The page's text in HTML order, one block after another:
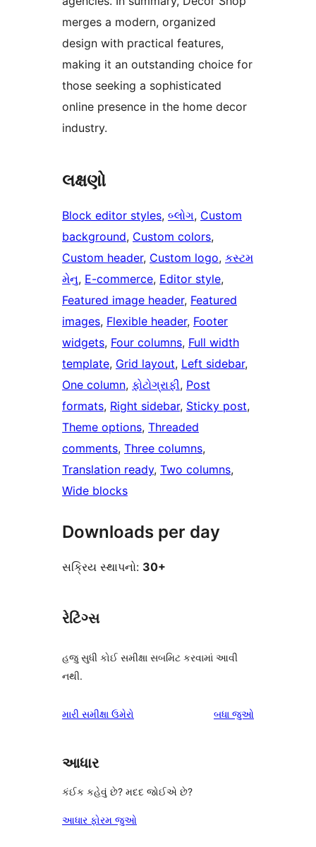
merges a modern, organized
design with practical features,
making it an outstanding choice for
those seeking a sophisticated
online presence in the home decor
industry.
લક્ષણો
Block editor styles, બ્લોગ, Custom
background, Custom colors
Custom header, Custom logo, કસ્ટમ
મેનુ, E-commerce, Editor style
Featured image header, Featured
images, Flexible header, Footer
widgets, Four columns, Full width
template, Grid layout, Left sidebar
One column, ફોટોગ્રાફી, Post
formats, Right sidebar, Sticky post
Theme options, Threaded
comments, Three columns
Translation ready, Two columns
Wide blocks
Downloads per day
સક્રિય સ્થાપનો: 30+
રેટિંગ્સ
હજુ સુધી કોઈ સમીક્ષા સબમિટ કરવામાં આવી
નથી.
મારી સમીક્ષા ઉમેરો બધા સમીક્ષાઓ
જુઓ
આધાર
કંઈક કહેવું છે? મદદ જોઈએ છે?
આધાર ફોરમ જુઓ